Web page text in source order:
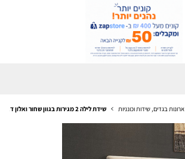
ארונות בגדים, שידות וכונניות שידת לילה 2 מגירות בגוון שחור ואלון דגם ברוקלין Brooklyn מבית סטאר שופ STAR SHOP